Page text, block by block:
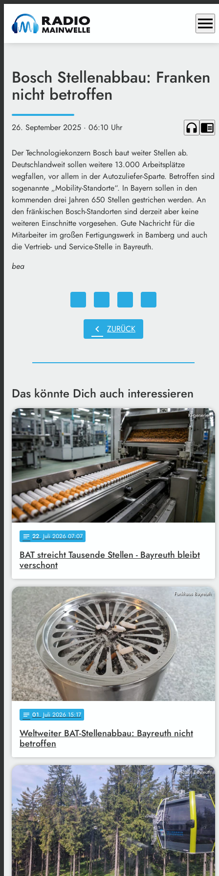
menu
Bosch Stellenabbau: Franken
nicht betroffen
26. September 2025 · 06:10 Uhr headphones chrome_reader_mode
Der Technologiekonzern Bosch baut weiter Stellen ab.
Deutschlandweit sollen weitere 13.000 Arbeitsplätze
wegfallen, vor allem in der Autozuliefer-Sparte. Betroffen sind
sogenannte „Mobility-Standorte“. In Bayern sollen in den
kommenden drei Jahren 650 Stellen gestrichen werden. An
den fränkischen Bosch-Standorten sind derzeit aber keine
weiteren Einschnitte vorgesehen. Gute Nachricht für die
Mitarbeiter im großen Fertigungswerk in Bamberg und auch
die Vertrieb- und Service-Stelle in Bayreuth.
bea
chevron_left ZURÜCK
Das könnte Dich auch interessieren
KI-generiert
notes 22. Juli 2026 07:07
BAT streicht Tausende Stellen - Bayreuth bleibt
verschont
Funkhaus Bayreuth
notes 01. Juli 2026 15:17
Weltweiter BAT-Stellenabbau: Bayreuth nicht
betroffen
Funkhaus Bayreuth